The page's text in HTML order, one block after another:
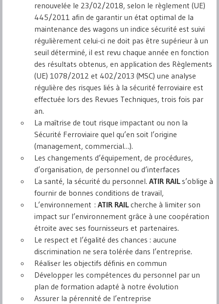
renouvelée le 23/02/2018, selon le règlement (UE)
445/2011 afin de garantir un état optimal de la
maintenance des wagons un indice sécurité est suivi
régulièrement celui-ci ne doit pas être supérieur à un
seuil déterminé, il est revu chaque année en fonction
des résultats obtenus, en application des Règlements
(UE) 1078/2012 et 402/2013 (MSC) une analyse
régulière des risques liés à la sécurité ferroviaire est
effectuée lors des Revues Techniques, trois fois par
an.
La maîtrise de tout risque impactant ou non la
Sécurité Ferroviaire quel qu’en soit l’origine
(management, commercial…).
Les changements d’équipement, de procédures,
d’organisation, de personnel ou d’interfaces
La santé, la sécurité du personnel. ATIR RAILs’oblige à
fournir de bonnes conditions de travail,
L’environnement : ATIR RAILcherche à limiter son
impact sur l’environnement grâce à une coopération
étroite avec ses fournisseurs et partenaires.
Le respect et l’égalité des chances : aucune
discrimination ne sera tolérée dans l’entreprise.
Réaliser les objectifs définis en commun
Développer les compétences du personnel par un
plan de formation adapté à notre évolution
Assurer la pérennité de l’entreprise